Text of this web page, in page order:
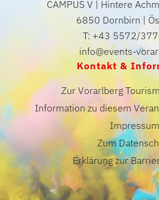
CAMPUS V | Hintere
6850 Dornbirn |
T: +43 5572/
info@events-
Kontakt &
Zur Vorarlberg
Information zu diesem
Impressum
Zum
Erklärung zur